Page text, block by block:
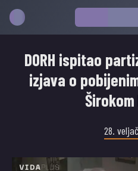
DORH ispitao
izjava o
28.